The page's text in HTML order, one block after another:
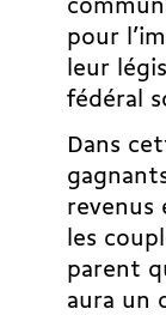
pour
leur
fédéral
Dans
revenus
les
parent
aura un